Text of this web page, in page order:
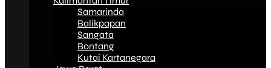
Samarinda
Balikpapan
Sangata
Bontang
Kutai Kartanegara